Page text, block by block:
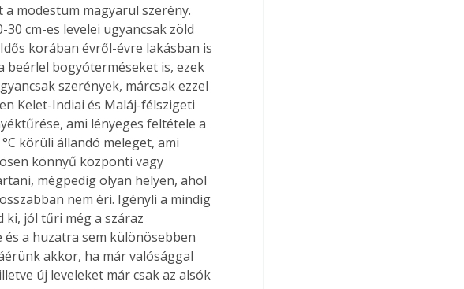
modestum magyarul szerény.
cm-es levelei ugyancsak zöld
korában évről-évre lakásban is
beérlel bogyóterméseket is, ezek
szerények, márcsak ezzel
Kelet-Indiai és Maláj-félszigeti
ami lényeges feltétele a
körüli állandó meleget, ami
könnyű központi vagy
mégpedig olyan helyen, ahol
nem éri. Igényli a mindig
ki, jól tűri még a száraz
a huzatra sem különösebben
akkor, ha már valósággal
új leveleket már csak az alsók